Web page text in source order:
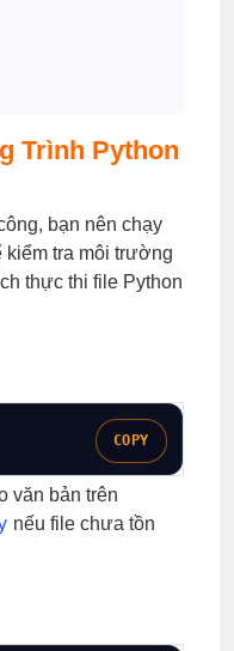
Trình Python
bạn nên chạy
tra môi trường
thực thi file Python
COPY
văn bản trên
nếu file chưa tồn